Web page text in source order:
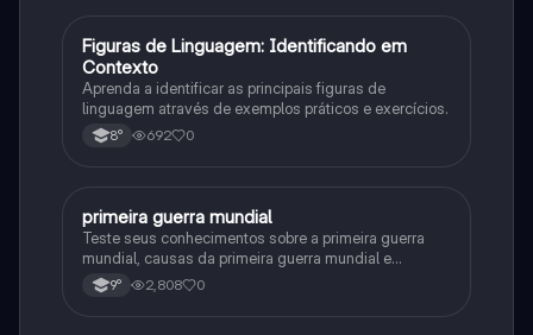
FPortuguês
Figuras de Linguagem: Identificando em
Contexto
Aprenda a identificar as principais figuras de
linguagem através de exemplos práticos e exercícios.
8° 692 0
História
primeira guerra mundial
Teste seus conhecimentos sobre a primeira guerra
mundial, causas da primeira guerra mundial e
consequências da Primeira Guerra Mundial, fases da
primeira guerra mundial
9° 2,808 0